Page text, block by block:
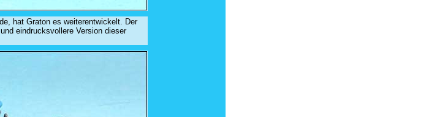
hat Graton es weiterentwickelt. Der
eindrucksvollere Version dieser